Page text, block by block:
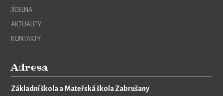
JÍDELNA
AKTUALITY
KONTAKTY
Adresa
Základní škola a Mateřská škola Zabrušany